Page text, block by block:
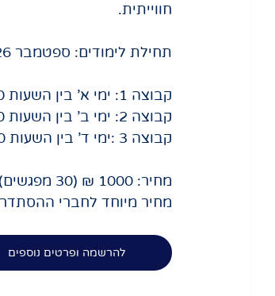
חווייתית.
תחילת לימודים: ספטמבר 2026 סיום לימודים: יוני 2027 • נדרש מבחן מיון רמה
קבוצה 1: ימי א' בין השעות 17.00-19.30
קבוצה 2: ימי ב' בין השעות 9.00-11.30
קבוצה 3 :ימי ד' בין השעות 9.00-11.30
מחיר: 1000 ₪ (30 מפגשים)
מחיר מיוחד לחברי
להרשמה ופרטים נוספים